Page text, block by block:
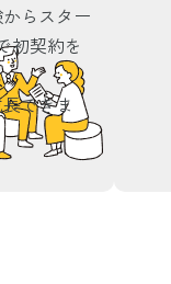
らスター
初契約を
できま